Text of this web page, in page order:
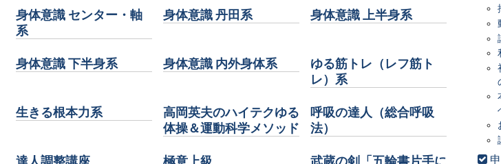
身体意識 センター・軸
系
身体意識 丹田系 身体意識 上半身系
身体意識 下半身系 身体意識 内外身体系
ゆる筋トレ（レフ筋ト
レ）系
生きる根本力系
高岡英夫のハイテクゆる
体操＆運動科学メソッド
呼吸の達人（総合呼吸
法）
達人調整講座 極意上級
武蔵の剣「五輪書片手に